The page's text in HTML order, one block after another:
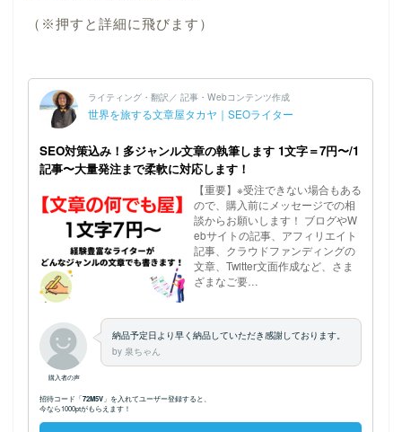
（※押すと詳細に飛びます）
ホーム